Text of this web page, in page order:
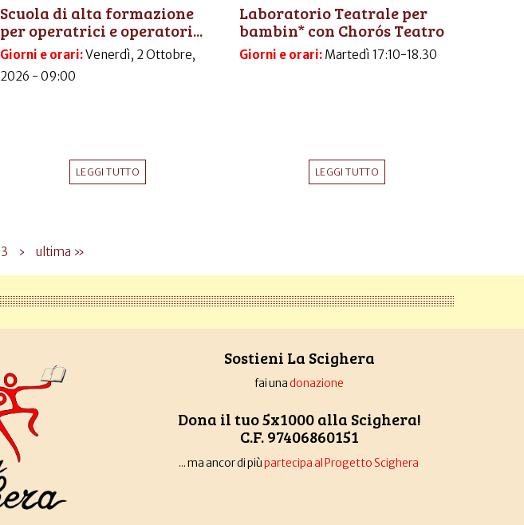
Scuola di alta formazione
per operatrici e operatori...
Giorni e orari:Venerdì, 2 Ottobre,
2026 - 09:00
LEGGI TUTTO
Laboratorio Teatrale per
bambin* con Chorós Teatro
Giorni e orari: Martedì 17:10-18.30
LEGGI TUTTO
3 › ultima »
Sostieni La Scighera
fai unadonazione
Dona il tuo 5x1000 alla Scighera!
C.F. 97406860151
... ma ancor di piùpartecipa al Progetto Scighera